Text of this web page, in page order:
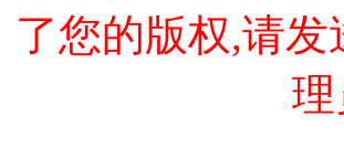
了您的版权,请发